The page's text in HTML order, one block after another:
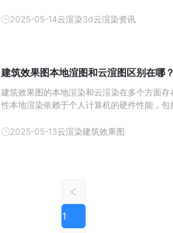
们之间的区别，可能是一个挑战。那么，建
2025-05-14云渲染3d云渲染资讯
建筑效果图本地渲图和云渲图区别在哪？
建筑效果图的本地渲染和云渲染在多个方面
性本地渲染依赖于个人计算机的硬件性能，
渲染通常提供更快的渲染速度，因为云服务
2025-05-13云渲染建筑效果图
1